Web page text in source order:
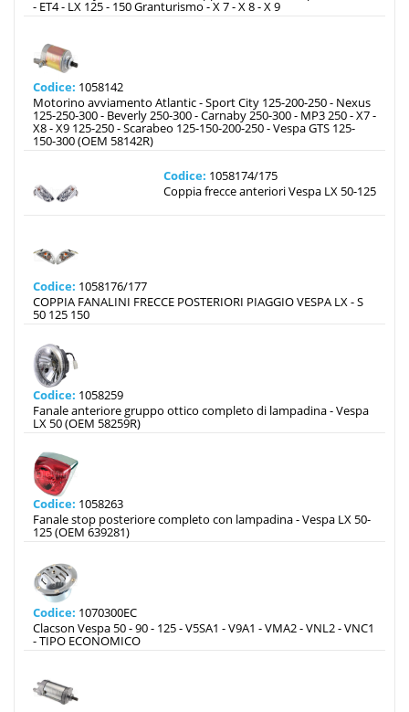
- ET4 - LX 125 - 150 Granturismo - X 7 - X 8 - X 9
Codice: 1058142
Motorino avviamento Atlantic - Sport City 125-200-250 - Nexus
125-250-300 - Beverly 250-300 - Carnaby 250-300 - MP3 250 - X7 -
X8 - X9 125-250 - Scarabeo 125-150-200-250 - Vespa GTS 125-
150-300 (OEM 58142R)
Codice: 1058174/175
Coppia frecce anteriori Vespa LX 50-125
Codice: 1058176/177
COPPIA FANALINI FRECCE POSTERIORI PIAGGIO VESPA LX - S
50 125 150
Codice: 1058259
Fanale anteriore gruppo ottico completo di lampadina - Vespa
LX 50 (OEM 58259R)
Codice: 1058263
Fanale stop posteriore completo con lampadina - Vespa LX 50-
125 (OEM 639281)
Codice: 1070300EC
Clacson Vespa 50 - 90 - 125 - V5SA1 - V9A1 - VMA2 - VNL2 - VNC1
- TIPO ECONOMICO